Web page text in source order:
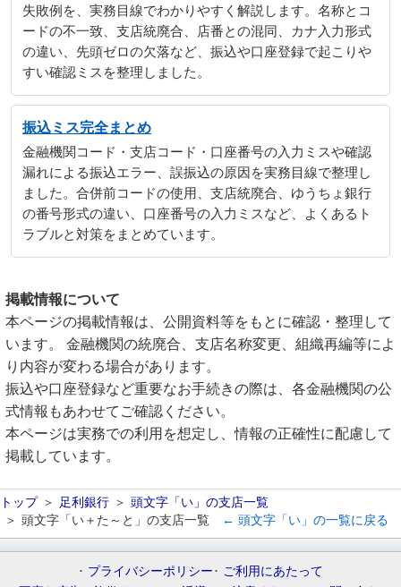
失敗例を、実務目線でわかりやすく解説します。名称とコ
ードの不一致、支店統廃合、店番との混同、カナ入力形式
の違い、先頭ゼロの欠落など、振込や口座登録で起こりや
すい確認ミスを整理しました。
振込ミス完全まとめ
金融機関コード・支店コード・口座番号の入力ミスや確認
漏れによる振込エラー、誤振込の原因を実務目線で整理し
ました。合併前コードの使用、支店統廃合、ゆうちょ銀行
の番号形式の違い、口座番号の入力ミスなど、よくあるト
ラブルと対策をまとめています。
掲載情報について
本ページの掲載情報は、公開資料等をもとに確認・整理して
います。 金融機関の統廃合、支店名称変更、組織再編等によ
り内容が変わる場合があります。
振込や口座登録など重要なお手続きの際は、各金融機関の公
式情報もあわせてご確認ください。
本ページは実務での利用を想定し、情報の正確性に配慮して
掲載しています。
トップ 足利銀行
頭文字「い」の支店一覧
頭文字「い＋た～と」の支店一覧
← 頭文字「い」の一覧に戻る
プライバシーポリシー
ご利用にあたって